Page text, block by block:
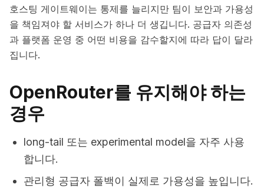
호스팅 게이트웨이는 통제를 늘리지만 팀이 보안과 가용성
을 책임져야 할 서비스가 하나 더 생깁니다. 공급자 의존성
과 플랫폼 운영 중 어떤 비용을 감수할지에 따라 답이 달라
집니다.
OpenRouter를 유지해야 하는
경우
long-tail 또는 experimental model을 자주 사용
합니다.
관리형 공급자 폴백이 실제로 가용성을 높입니다.